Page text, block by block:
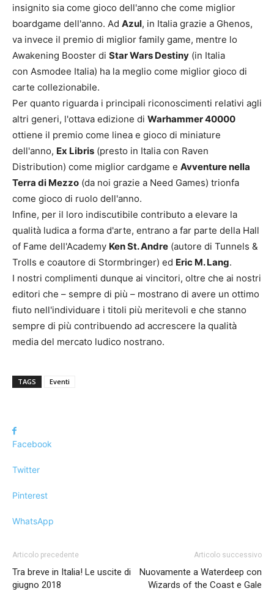
insignito sia come gioco dell'anno che come miglior
boardgame dell'anno. Ad Azul, in Italia grazie a Ghenos,
va invece il premio di miglior family game, mentre lo
Awakening Booster di Star Wars Destiny (in Italia
con Asmodee Italia) ha la meglio come miglior gioco di
carte collezionabile.
Per quanto riguarda i principali riconoscimenti relativi agli
altri generi, l'ottava edizione di Warhammer 40000
ottiene il premio come linea e gioco di miniature
dell'anno, Ex Libris (presto in Italia con Raven
Distribution) come miglior cardgame e Avventure nella
Terra di Mezzo (da noi grazie a Need Games) trionfa
come gioco di ruolo dell'anno.
Infine, per il loro indiscutibile contributo a elevare la
qualità ludica a forma d'arte, entrano a far parte della Hall
of Fame dell'Academy Ken St. Andre (autore di Tunnels &
Trolls e coautore di Stormbringer) ed Eric M. Lang.
I nostri complimenti dunque ai vincitori, oltre che ai nostri
editori che – sempre di più – mostrano di avere un ottimo
fiuto nell'individuare i titoli più meritevoli e che stanno
sempre di più contribuendo ad accrescere la qualità
media del mercato ludico nostrano.
TAGS Eventi
Facebook
Twitter
Pinterest
WhatsApp
Articolo precedente
Tra breve in Italia! Le uscite di
giugno 2018
Articolo successivo
Nuovamente a Waterdeep con
Wizards of the Coast e Gale